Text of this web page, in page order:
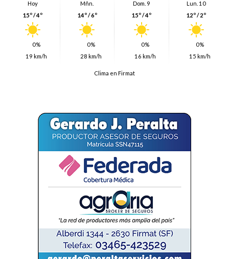
Hoy
15º / 4º
0%
19 km/h
Mñn.
14º / 6º
0%
28 km/h
Dom. 9
15º / 4º
0%
16 km/h
Lun. 10
12º / 2º
0%
15 km/h
Clima en Firmat